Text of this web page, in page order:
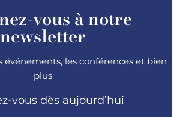
vous à notre
newsletter
événements, les conférences et bien
plus
vous dès aujourd’hui